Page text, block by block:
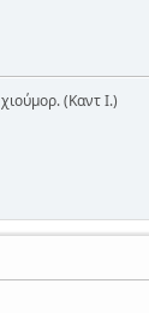
(Καντ Ι.)